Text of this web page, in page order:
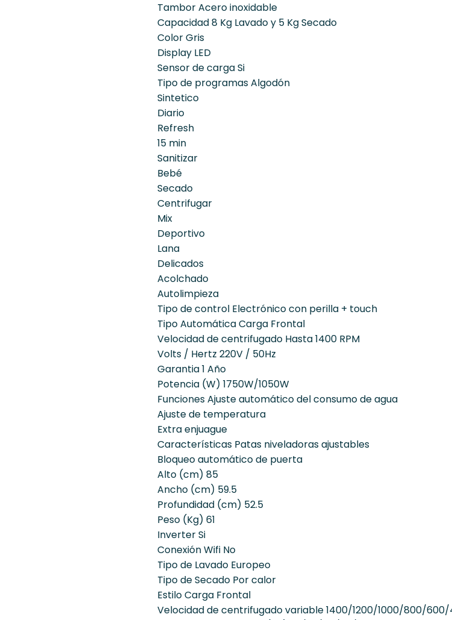
Tambor Acero inoxidable
Capacidad 8 Kg Lavado y 5 Kg Secado
Color Gris
Display LED
Sensor de carga Si
Tipo de programas Algodón
Sintetico
Diario
Refresh
15 min
Sanitizar
Bebé
Secado
Centrifugar
Mix
Deportivo
Lana
Delicados
Acolchado
Autolimpieza
Tipo de control Electrónico con perilla + touch
Tipo Automática Carga Frontal
Velocidad de centrifugado Hasta 1400 RPM
Volts / Hertz 220V / 50Hz
Garantia 1 Año
Potencia (W) 1750W/1050W
Funciones Ajuste automático del consumo de agua
Ajuste de temperatura
Extra enjuague
Características Patas niveladoras ajustables
Bloqueo automático de puerta
Alto (cm) 85
Ancho (cm) 59.5
Profundidad (cm) 52.5
Peso (Kg) 61
Inverter Si
Conexión Wifi No
Tipo de Lavado Europeo
Tipo de Secado Por calor
Estilo Carga Frontal
Velocidad de centrifugado variable 1400/1200/1000/800/